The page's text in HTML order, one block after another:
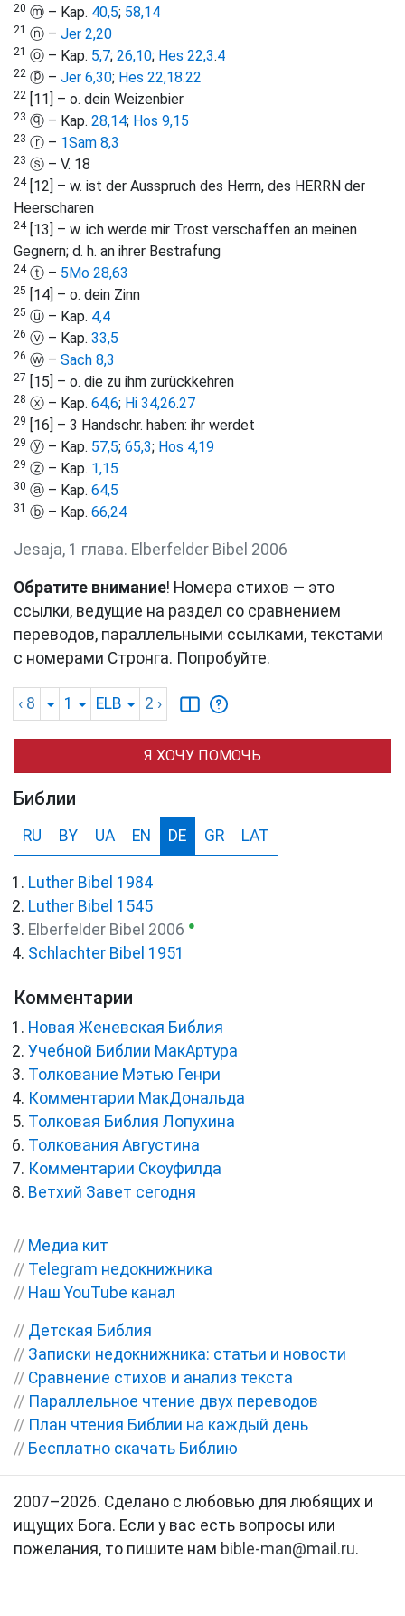
20 ⓜ – Kap. 40,5; 58,14
21 ⓝ – Jer 2,20
21 ⓞ – Kap. 5,7; 26,10; Hes 22,3.4
22 ⓟ – Jer 6,30; Hes 22,18.22
22 [11] – o. dein Weizenbier
23 ⓠ – Kap. 28,14; Hos 9,15
23 ⓡ – 1Sam 8,3
23 ⓢ – V. 18
24[12] – w. ist der Ausspruch des Herrn, des HERRN der
Heerscharen
24[13] – w. ich werde mir Trost verschaffen an meinen
Gegnern; d. h. an ihrer Bestrafung
24ⓣ – 5Mo 28,63
25 [14] – o. dein Zinn
25 ⓤ – Kap. 4,4
26 ⓥ – Kap. 33,5
26 ⓦ – Sach 8,3
27 [15] – o. die zu ihm zurückkehren
28 ⓧ – Kap. 64,6; Hi 34,26.27
29 [16] – 3 Handschr. haben: ihr werdet
29 ⓨ – Kap. 57,5; 65,3; Hos 4,19
29 ⓩ – Kap. 1,15
30 ⓐ – Kap. 64,5
31 ⓑ – Kap. 66,24
Jesaja, 1 глава. Elberfelder Bibel 2006
Обратите внимание! Номера стихов — это
ссылки, ведущие на раздел со сравнением
переводов, параллельными ссылками, текстами
с номерами Стронга. Попробуйте.
‹ 8 1 ELB 2 ›
Я ХОЧУ ПОМОЧЬ
Библии
RU BY UA EN DE GR LAT
Luther Bibel 1984
Luther Bibel 1545
Elberfelder Bibel 2006 ●
Schlachter Bibel 1951
Комментарии
Новая Женевская Библия
Учебной Библии МакАртура
Толкование Мэтью Генри
Комментарии МакДональда
Толковая Библия Лопухина
Толкования Августина
Комментарии Скоуфилда
Ветхий Завет сегодня
// Медиа кит
// Telegram недокнижника
// Наш YouTube канал
// Детская Библия
// Записки недокнижника: статьи и новости
// Сравнение стихов и анализ текста
// Параллельное чтение двух переводов
// План чтения Библии на каждый день
// Бесплатно скачать Библию
2007–2026. Сделано с любовью для любящих и
ищущих Бога. Если у вас есть вопросы или
пожелания, то пишите нам bible-man@mail.ru.